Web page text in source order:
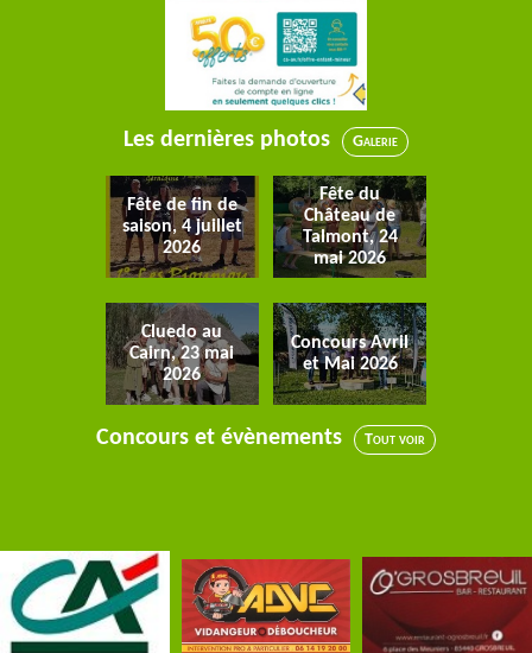
Concours et évènements Tout voir
Les dernières photos Galerie
Fête de fin de
saison, 4 juillet
2026
Fête du
Château de
Talmont, 24
mai 2026
Cluedo au
Cairn, 23 mai
2026
Concours Avril
et Mai 2026